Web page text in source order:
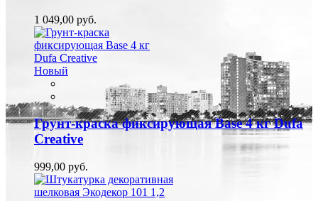
1 049,00 руб.
Новый
Грунт-краска фиксирующая Base 4 кг Dufa
Creative
999,00 руб.